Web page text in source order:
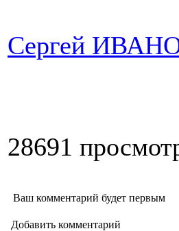
Сергей
28691
Ваш комментарий будет первым
Добавить комментарий